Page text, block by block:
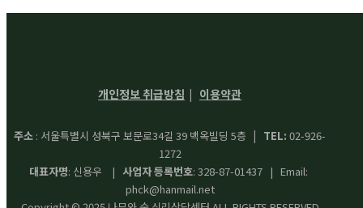
개인정보 취급방침 이용약관
주소 : 서울특별시 성북구 보문로34길 39 백옥빌딩 5층 | TEL: 02-926-
1272
대표자명: 신용우 | 사업자 등록번호: 328-87-01437 | Email:
phck@hanmail.net